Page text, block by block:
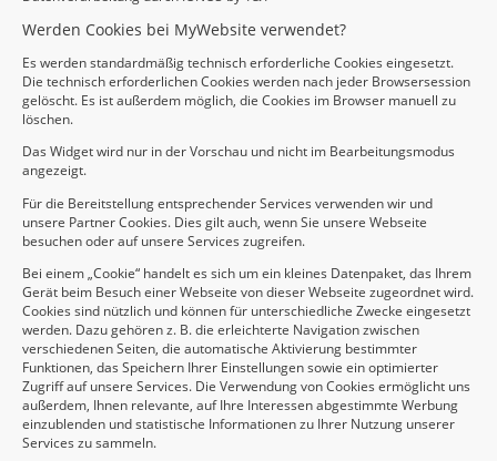
Werden Cookies bei MyWebsite verwendet?
Es werden standardmäßig technisch erforderliche Cookies eingesetzt.
Die technisch erforderlichen Cookies werden nach jeder Browsersession
gelöscht. Es ist außerdem möglich, die Cookies im Browser manuell zu
löschen.
Das Widget wird nur in der Vorschau und nicht im Bearbeitungsmodus
angezeigt.
Für die Bereitstellung entsprechender Services verwenden wir und
unsere Partner Cookies. Dies gilt auch, wenn Sie unsere Webseite
besuchen oder auf unsere Services zugreifen.
Bei einem „Cookie“ handelt es sich um ein kleines Datenpaket, das Ihrem
Gerät beim Besuch einer Webseite von dieser Webseite zugeordnet wird.
Cookies sind nützlich und können für unterschiedliche Zwecke eingesetzt
werden. Dazu gehören z. B. die erleichterte Navigation zwischen
verschiedenen Seiten, die automatische Aktivierung bestimmter
Funktionen, das Speichern Ihrer Einstellungen sowie ein optimierter
Zugriff auf unsere Services. Die Verwendung von Cookies ermöglicht uns
außerdem, Ihnen relevante, auf Ihre Interessen abgestimmte Werbung
einzublenden und statistische Informationen zu Ihrer Nutzung unserer
Services zu sammeln.